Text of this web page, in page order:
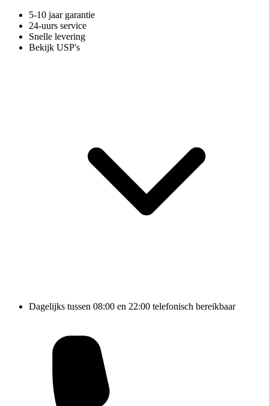
5-10 jaar garantie
24-uurs service
Snelle levering
Bekijk USP's
Dagelijks tussen 08:00 en 22:00 telefonisch bereikbaar